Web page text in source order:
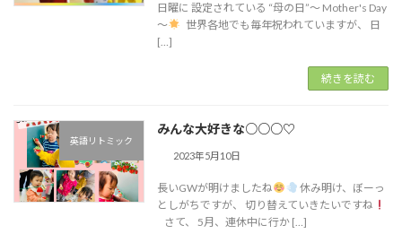
日曜に 設定されている “母の日”～ Mother's Day
～
世界各地でも毎年祝われていますが、 日
[…]
続きを読む
英語リトミック
みんな大好きな○○○♡
2023年5月10日
長いGWが明けましたね
休み明け、ぼーっ
としがちですが、 切り替えていきたいですね
さて、 5月、連休中に行か […]